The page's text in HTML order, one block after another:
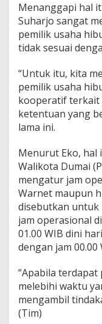
Menanggapi hal
Suharjo sangat
pemilik usaha
tidak sesuai
“Untuk itu, kita
pemilik usaha
kooperatif terkait
ketentuan yang
lama ini.
Menurut Eko, hal
Walikota Dumai
mengatur jam
Warnet maupun
disebutkan untuk
jam operasional
01.00 WIB dini
dengan jam 00.00
“Apabila
melebihi waktu
mengambil
(Tim)